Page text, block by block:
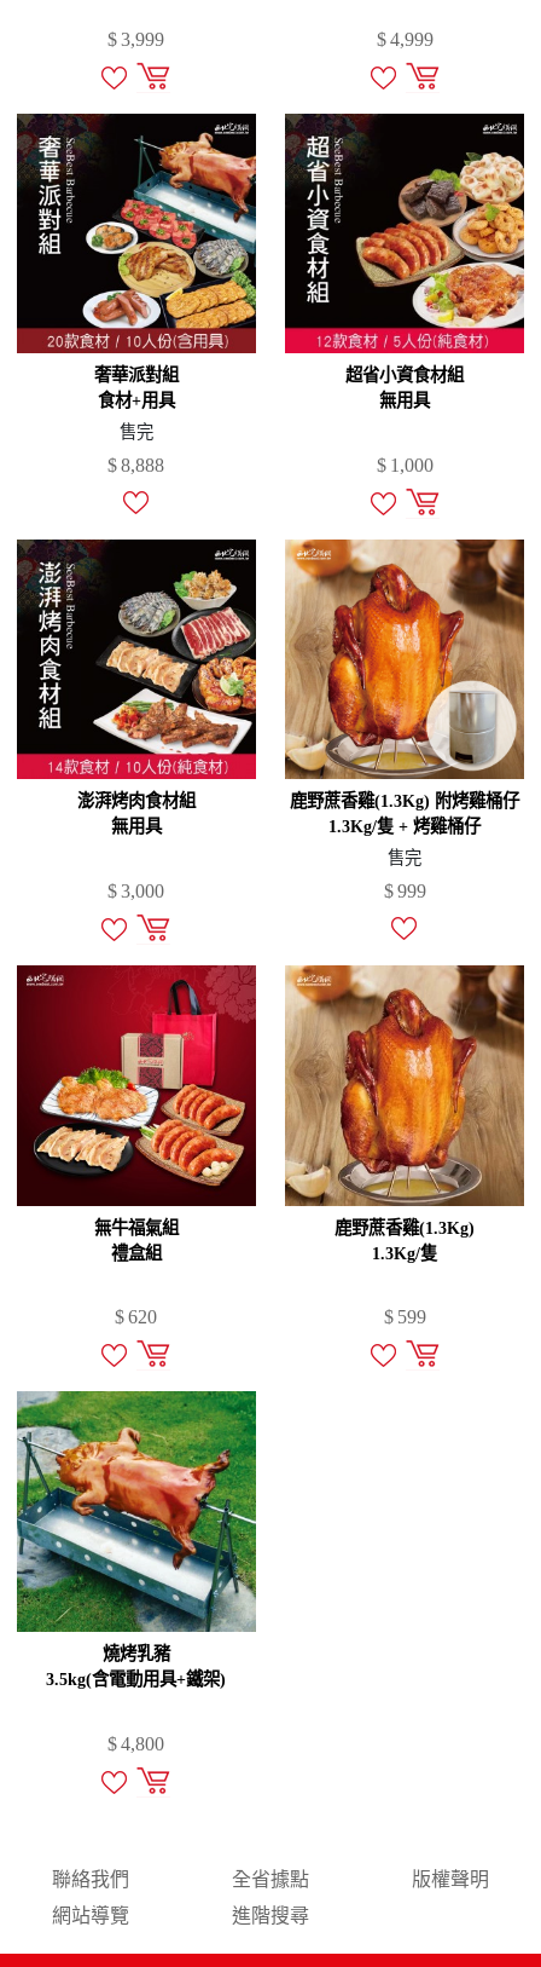
$3,999 $4,999
奢華派對組
食材+用具
售完
$8,888
超省小資食材組
無用具
$ 1,000
澎湃烤肉食材組
無用具
$3,000
鹿野蔗香雞(1.3Kg) 附烤雞桶仔
1.3Kg/隻 + 烤雞桶仔
售完
$999
無牛福氣組
禮盒組
$620
鹿野蔗香雞(1.3Kg)
1.3Kg/隻
$ 599
燒烤乳豬
3.5kg(含電動用具+鐵架)
$4,800
聯絡我們 全省據點
版權聲明
網站導覽
進階搜尋